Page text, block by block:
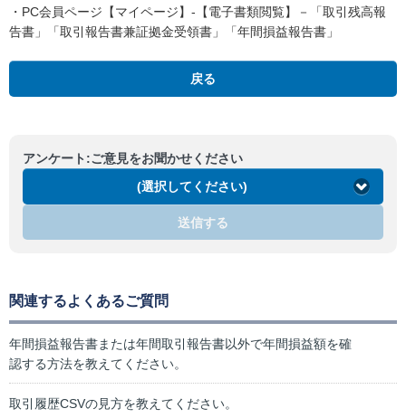
・PC会員ページ【マイページ】-【電子書類閲覧】－「取引残高報
告書」「取引報告書兼証拠金受領書」「年間損益報告書」
戻る
アンケート:ご意見をお聞かせください
(選択してください)
送信する
関連するよくあるご質問
年間損益報告書または年間取引報告書以外で年間損益額を確
認する方法を教えてください。
取引履歴CSVの見方を教えてください。